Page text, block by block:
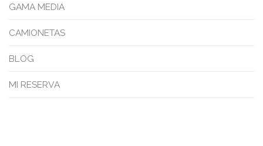
GAMA MEDIA
CAMIONETAS
BLOG
MI RESERVA